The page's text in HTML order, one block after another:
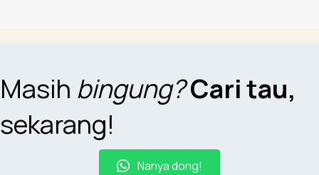
Masih bingung?Cari tau,
sekarang!
Nanya dong!